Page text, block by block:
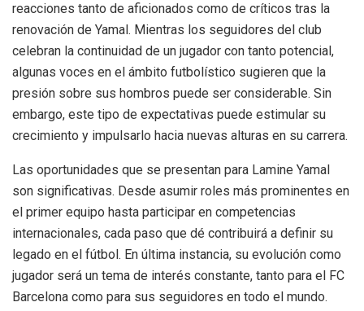
reacciones tanto de aficionados como de críticos tras la
renovación de Yamal. Mientras los seguidores del club
celebran la continuidad de un jugador con tanto potencial,
algunas voces en el ámbito futbolístico sugieren que la
presión sobre sus hombros puede ser considerable. Sin
embargo, este tipo de expectativas puede estimular su
crecimiento y impulsarlo hacia nuevas alturas en su carrera.
Las oportunidades que se presentan para Lamine Yamal
son significativas. Desde asumir roles más prominentes en
el primer equipo hasta participar en competencias
internacionales, cada paso que dé contribuirá a definir su
legado en el fútbol. En última instancia, su evolución como
jugador será un tema de interés constante, tanto para el FC
Barcelona como para sus seguidores en todo el mundo.